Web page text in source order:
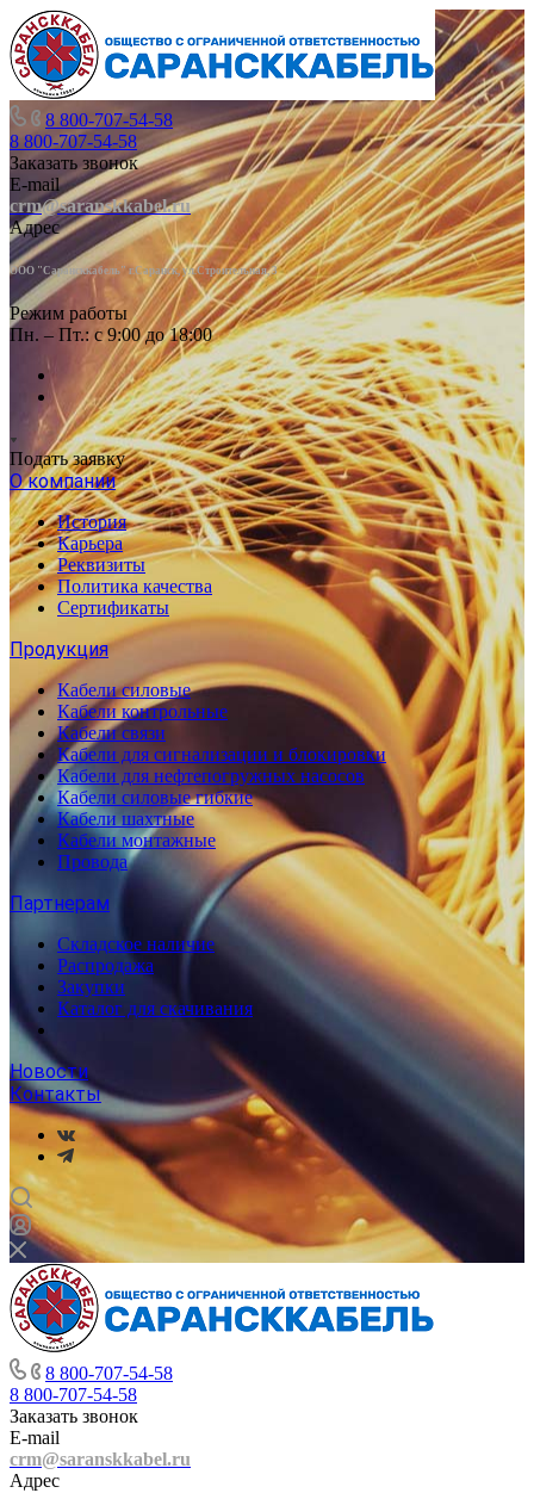
8 800-707-54-58
8 800-707-54-58
Заказать звонок
E-mail
crm@saranskkabel.ru
Адрес
ООО "Сарансккабель" г.Саранск, ул.Строительная, 3
Режим работы
Пн. – Пт.: с 9:00 до 18:00
Подать заявку
О компании
История
Карьера
Реквизиты
Политика качества
Сертификаты
Продукция
Кабели силовые
Кабели контрольные
Кабели связи
Кабели для сигнализации и блокировки
Кабели для нефтепогружных насосов
Кабели силовые гибкие
Кабели шахтные
Кабели монтажные
Провода
Партнерам
Складское наличие
Распродажа
Закупки
Каталог для скачивания
Новости
Контакты
8 800-707-54-58
8 800-707-54-58
Заказать звонок
E-mail
crm@saranskkabel.ru
Адрес